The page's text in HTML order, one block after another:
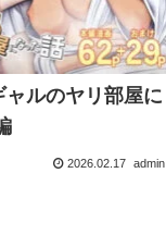
ルのヤリ部屋に
2026.02.17 admin